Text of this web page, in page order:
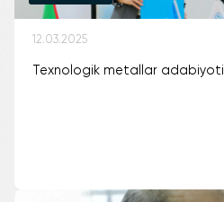
12.03.2025
Texnologik metallar